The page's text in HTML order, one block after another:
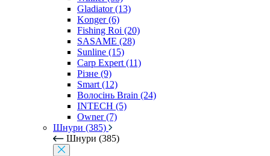
Gladiator (13)
Konger (6)
Fishing Roi (20)
SASAME (28)
Sunline (15)
Carp Expert (11)
Різне (9)
Smart (12)
Волосінь Brain (24)
INTECH (5)
Owner (7)
Шнури (385)
Шнури (385)